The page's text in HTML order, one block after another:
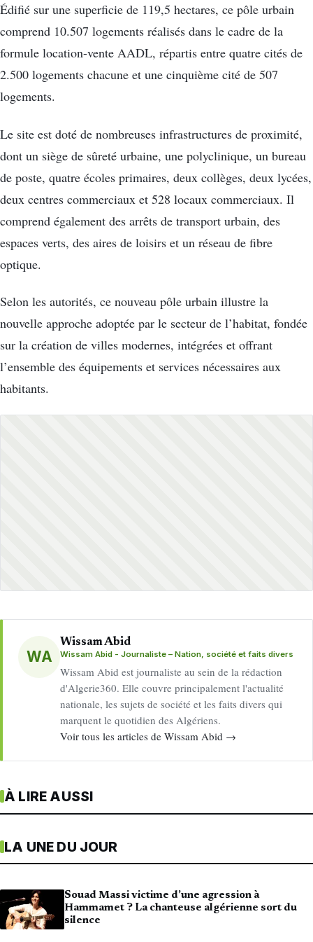
Édifié sur une superficie de 119,5 hectares, ce pôle urbain
comprend 10.507 logements réalisés dans le cadre de la
formule location-vente AADL, répartis entre quatre cités de
2.500 logements chacune et une cinquième cité de 507
logements.
Le site est doté de nombreuses infrastructures de proximité,
dont un siège de sûreté urbaine, une polyclinique, un bureau
de poste, quatre écoles primaires, deux collèges, deux lycées,
deux centres commerciaux et 528 locaux commerciaux. Il
comprend également des arrêts de transport urbain, des
espaces verts, des aires de loisirs et un réseau de fibre
optique.
Selon les autorités, ce nouveau pôle urbain illustre la
nouvelle approche adoptée par le secteur de l’habitat, fondée
sur la création de villes modernes, intégrées et offrant
l’ensemble des équipements et services nécessaires aux
habitants.
WA
Wissam Abid
Wissam Abid - Journaliste – Nation, société et faits divers
Wissam Abid est journaliste au sein de la rédaction
d'Algerie360. Elle couvre principalement l'actualité
nationale, les sujets de société et les faits divers qui
marquent le quotidien des Algériens.
Voir tous les articles de Wissam Abid →
À LIRE AUSSI
LA UNE DU JOUR
Souad Massi victime d’une agression à
Hammamet ? La chanteuse algérienne sort du
silence